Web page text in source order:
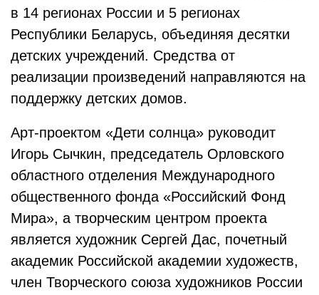
в 14 регионах России и 5 регионах
Республики Беларусь, объединяя десятки
детских учреждений. Средства от
реализации произведений направляются на
поддержку детских домов.
Арт-проектом «Дети солнца» руководит
Игорь Сычкин, председатель Орловского
областного отделения Международного
общественного фонда «Российский Фонд
Мира», а творческим центром проекта
является художник Сергей Дас, почетный
академик Российской академии художеств,
член Творческого союза художников России